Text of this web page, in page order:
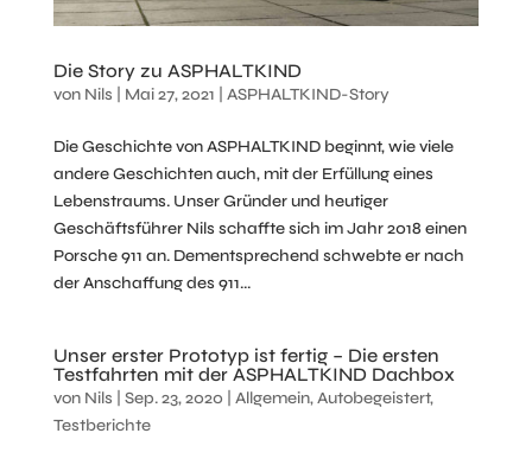
Die Story zu ASPHALTKIND
von Nils Mai 27, 2021 ASPHALTKIND-Story
Die Geschichte von ASPHALTKIND beginnt, wie viele
andere Geschichten auch, mit der Erfüllung eines
Lebenstraums. Unser Gründer und heutiger
Geschäftsführer Nils schaffte sich im Jahr 2018 einen
Porsche 911 an. Dementsprechend schwebte er nach
der Anschaffung des 911...
Unser erster Prototyp ist fertig – Die ersten
Testfahrten mit der ASPHALTKIND Dachbox
von Nils Sep. 23, 2020 Allgemein,Autobegeistert,
Testberichte